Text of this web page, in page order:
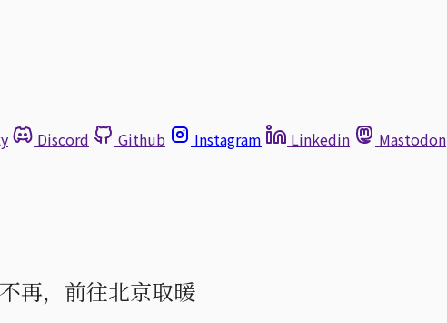
Discord Github Instagram Linkedin Mastodon
再，前往北京取暖